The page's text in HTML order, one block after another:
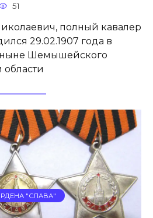
51
полный кавалер
29.02.1907 года в
Шемышейского
"СЛАВА"